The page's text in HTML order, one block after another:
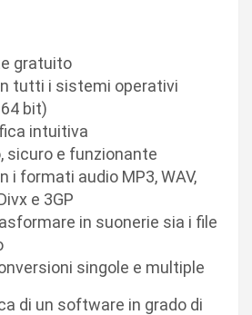
gratuito
tutti i sistemi operativi
bit)
intuitiva
sicuro e funzionante
i formati audio MP3, WAV,
e 3GP
in suonerie sia i file
singole e multiple
di un software in grado di